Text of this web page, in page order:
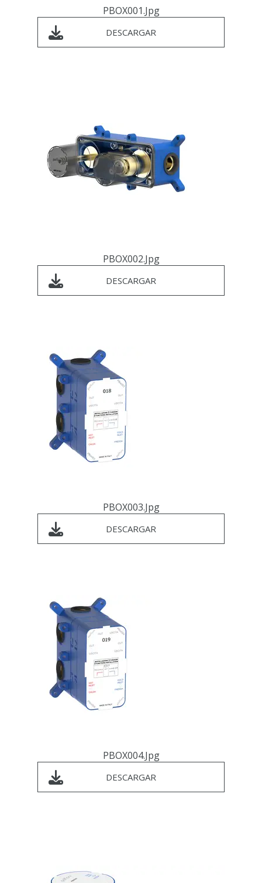
PBOX001.jpg
DESCARGAR
PBOX002.jpg
DESCARGAR
PBOX003.jpg
DESCARGAR
PBOX004.jpg
DESCARGAR